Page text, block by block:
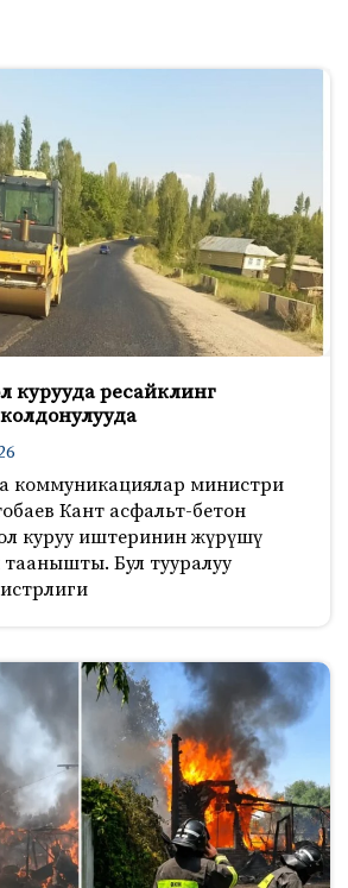
курууда ресайклинг
коммуникациялар министри
Кант асфальт-бетон
куруу иштеринин жүрүшү
Бул тууралуу